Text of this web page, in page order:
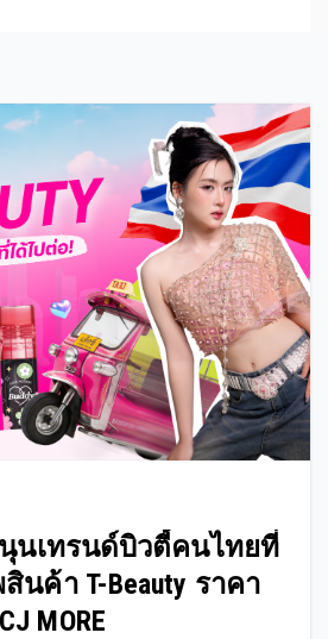
หนุนเทรนด์บิวตี้คนไทยที่
ค้า T-Beauty ราคา
MORE